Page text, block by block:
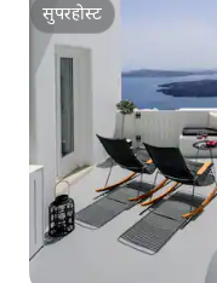
सुपरहोस्ट
सुपरहोस्ट